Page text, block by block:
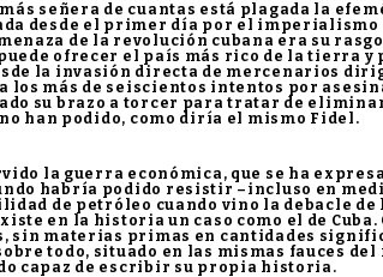
señera de cuantas está plagada la
desde el primer día por el
de la revolución cubana era su
ofrecer el país más rico de la tierra y
la invasión directa de mercenarios
los más de seiscientos intentos por
su brazo a torcer para tratar de
han podido, como diría el mismo Fidel.
la guerra económica, que se ha
habría podido resistir –incluso en
de petróleo cuando vino la debacle de
en la historia un caso como el de Cuba.
sin materias primas en cantidades
todo, situado en las mismas fauces
capaz de escribir su propia historia.